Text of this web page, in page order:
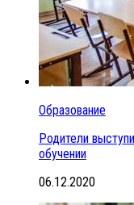
Образование
Родители
обучении
06.12.2020